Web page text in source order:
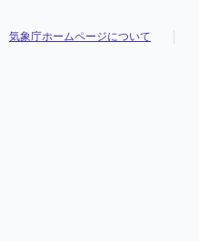
気象庁ホームページについて